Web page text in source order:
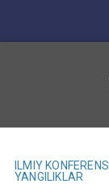
ILMIY
YANGILIKLAR